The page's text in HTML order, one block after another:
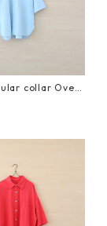
collar Overs
｜Mist Blue